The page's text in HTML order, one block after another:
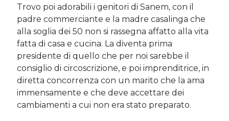
Trovo poi adorabili i genitori di Sanem, con il
padre commerciante e la madre casalinga che
alla soglia dei 50 non si rassegna affatto alla vita
fatta di casa e cucina. La diventa prima
presidente di quello che per noi sarebbe il
consiglio di circoscrizione, e poi imprenditrice, in
diretta concorrenza con un marito che la ama
immensamente e che deve accettare dei
cambiamenti a cui non era stato preparato.